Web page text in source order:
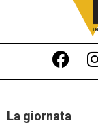
La giornata